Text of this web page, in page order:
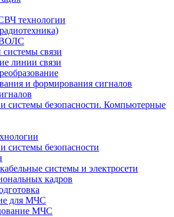
технологии
ВОЛС
связи
линии связи
и формирования сигналов
системы безопасности. Компьютерные
системы безопасности
системы и электросети
кадров
для МЧС
МЧС